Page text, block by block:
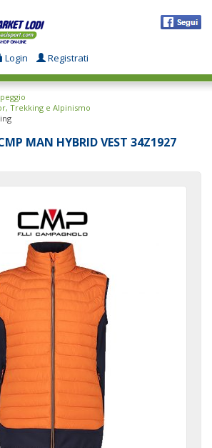
Login Registrati
Trekking e Alpinismo
MAN HYBRID VEST 34Z1927